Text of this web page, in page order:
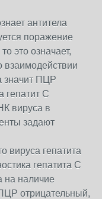
антитела
поражение
это означает,
взаимодействии
значит ПЦР
гепатит С
вируса в
задают
вируса гепатита
гепатита С
на наличие
отрицательный,